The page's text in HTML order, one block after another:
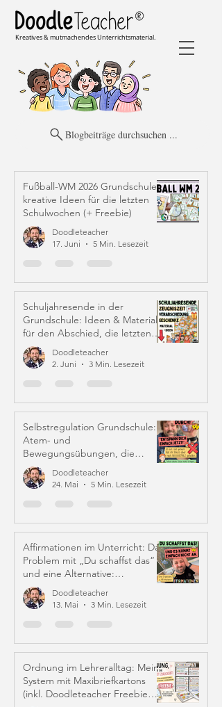
Kreatives & mutmachendes Unterrichtsmaterial.
Blogbeiträge durchsuchen ...
Fußball-WM 2026 Grundschule:
kreative Ideen für die letzten
Schulwochen (+ Freebie)
Doodleteacher
17. Juni
5 Min. Lesezeit
Schuljahresende in der
Grundschule: Ideen & Material
für den Abschied, die letzten
Schulwochen und Zeugniszeit
Doodleteacher
2. Juni
3 Min. Lesezeit
Selbstregulation Grundschule:
Atem- und
Bewegungsübungen, die
wirklich helfenDoodleteacher
24. Mai
5 Min. Lesezeit
Affirmationen im Unterricht: Das
Problem mit „Du schaffst das“
und eine Alternative:
Iffirmationen (!)
Doodleteacher
13. Mai
3 Min. Lesezeit
Ordnung im Lehreralltag: Mein
System mit Maxibriefkartons
(inkl. Doodleteacher Freebie